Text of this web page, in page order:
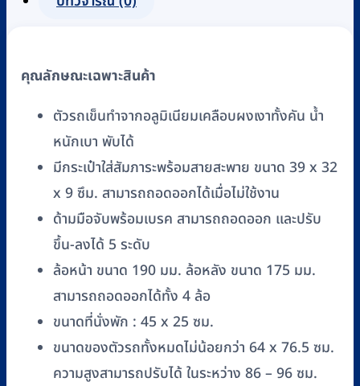
คุณลักษณะเฉพาะสินค้า
ตัวรถเข็นทำจากอลูมิเนียมเคลือบผงเงาทั้งคัน น้ำ
หนักเบา พับได้
มีกระเป๋าใส่สัมภาระพร้อมสายสะพาย ขนาด 39 x 32
x 9 ซึม. สามารถถอดออกได้เมื่อไม่ใช้งาน
ด้ามมือจับพร้อมเบรค สามารถถอดออก และปรับ
ขึ้น-ลงได้ 5 ระดับ
ล้อหน้า ขนาด 190 มม. ล้อหลัง ขนาด 175 มม.
สามารถถอดออกได้ทั้ง 4 ล้อ
ขนาดที่นั่งพัก : 45 x 25 ซม.
ขนาดของตัวรถทั้งหมดไม่น้อยกว่า 64 x 76.5 ซม.
ความสูงสามารถปรับได้ ในระหว่าง 86 – 96 ซม.